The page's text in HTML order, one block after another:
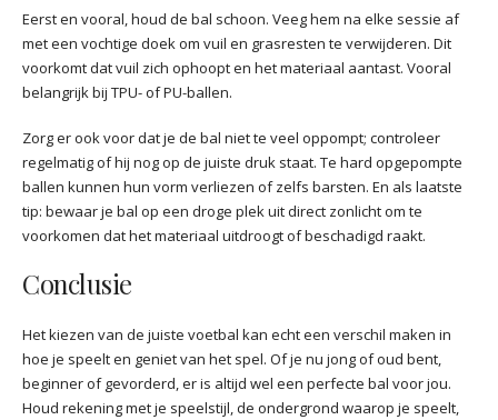
Eerst en vooral, houd de bal schoon. Veeg hem na elke sessie af
met een vochtige doek om vuil en grasresten te verwijderen. Dit
voorkomt dat vuil zich ophoopt en het materiaal aantast. Vooral
belangrijk bij TPU- of PU-ballen.
Zorg er ook voor dat je de bal niet te veel oppompt; controleer
regelmatig of hij nog op de juiste druk staat. Te hard opgepompte
ballen kunnen hun vorm verliezen of zelfs barsten. En als laatste
tip: bewaar je bal op een droge plek uit direct zonlicht om te
voorkomen dat het materiaal uitdroogt of beschadigd raakt.
Conclusie
Het kiezen van de juiste voetbal kan echt een verschil maken in
hoe je speelt en geniet van het spel. Of je nu jong of oud bent,
beginner of gevorderd, er is altijd wel een perfecte bal voor jou.
Houd rekening met je speelstijl, de ondergrond waarop je speelt,